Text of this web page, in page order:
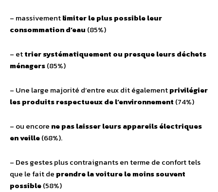
– massivementlimiter le plus possible leur
consommation d’eau (85%)
– ettrier systématiquement ou presque leurs déchets
ménagers(85%)
– Une large majorité d’entre eux dit égalementprivilégier
les produits respectueux de l’environnement (74%)
– ou encore ne pas laisser leurs appareils électriques
en veille(68%).
– Des gestes plus contraignants en terme de confort tels
que le fait de prendre la voiture le moins souvent
possible(58%)